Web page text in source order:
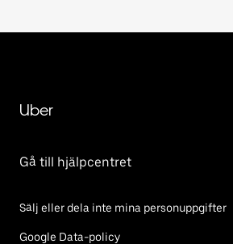
Uber
Gå till hjälpcentret
Sälj eller dela inte mina personuppgifter
Google Data-policy